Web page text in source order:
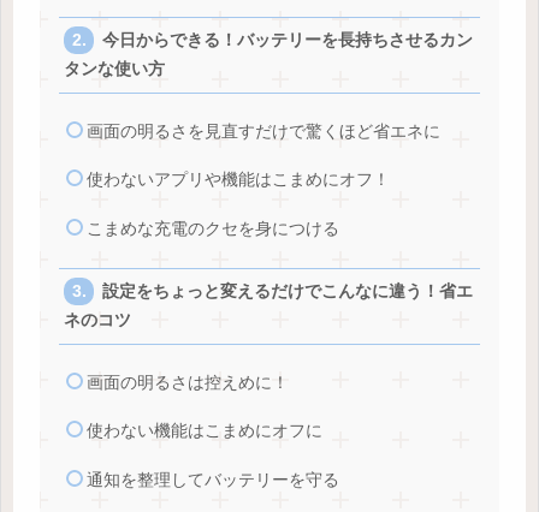
今日からできる！バッテリーを長持ちさせるカン
タンな使い方
画面の明るさを見直すだけで驚くほど省エネに
使わないアプリや機能はこまめにオフ！
こまめな充電のクセを身につける
設定をちょっと変えるだけでこんなに違う！省エ
ネのコツ
画面の明るさは控えめに！
使わない機能はこまめにオフに
通知を整理してバッテリーを守る